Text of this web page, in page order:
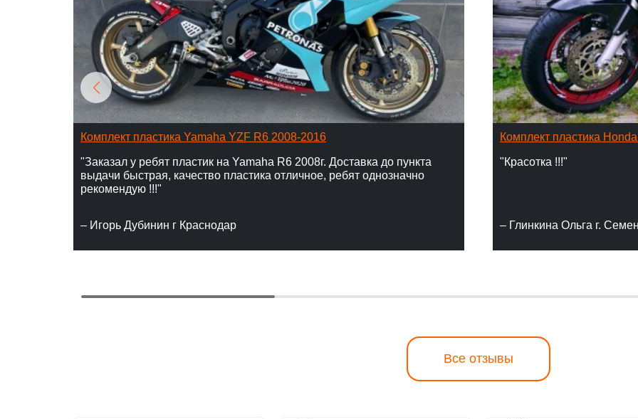
Комплект пластика Yamaha YZF R6 2008-2016
"Заказал у ребят пластик на Yamaha R6 2008г. Доставка до пункта
выдачи быстрая, качество пластика отличное, ребят однозначно
рекомендую !!!"
– Игорь Дубинин г Краснодар
Комплект пластика
"Красотка !!!"
– Глинкина Ольга г.
Все отзывы